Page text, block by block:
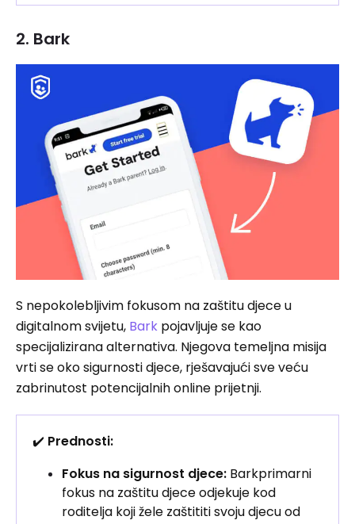
2. Bark
S nepokolebljivim fokusom na zaštitu djece u
digitalnom svijetu, Bark pojavljuje se kao
specijalizirana alternativa. Njegova temeljna misija
vrti se oko sigurnosti djece, rješavajući sve veću
zabrinutost potencijalnih online prijetnji.
✔️ Prednosti:
Fokus na sigurnost djece: Barkprimarni
fokus na zaštitu djece odjekuje kod
roditelja koji žele zaštititi svoju djecu od